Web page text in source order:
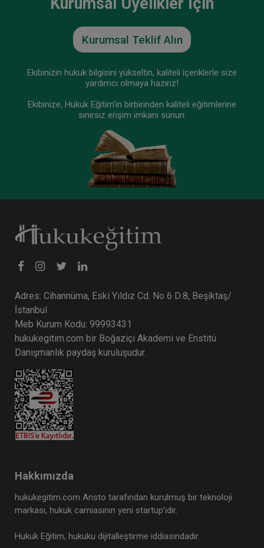
Tüketici Hukuku Enstitüsü
Taşınmaz Hukuku - IV. Borçlar Hukuku Kongresi
- VI. Oturum
360 TL
Tüketici Hukuku Enstitüsü
Tazminat Hukuku - IV. Borçlar Hukuku Kongresi -
Tüketici Hukuku Enstitüsü
Kurumsal Teklif Alın
Ekibinizin hukuk bilgisini yükseltin, kaliteli içeriklerle size
yardımcı olmaya hazırız!
Ekibinize, Hukuk Eğitim’in birbirinden kaliteli eğitimlerine
sınırsız erişim imkanı sunun.
Adres: Cihannüma, Eski Yıldız Cd. No 6 D:8, Beşiktaş/
İstanbul
Meb Kurum Kodu: 99993431
hukukegitim.com bir Boğaziçi Akademi ve Enstitü
Danışmanlık paydaş kuruluşudur.
Hakkımızda
hukukegitim.com Aristo tarafından kurulmuş bir teknoloji
markası, hukuk camiasının yeni startup’ıdır.
Hukuk Eğitim, hukuku dijitalleştirme iddiasındadır.